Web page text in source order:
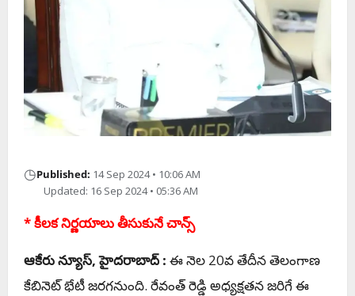
◷Published: 14 Sep 2024 • 10:06 AM
Updated: 16 Sep 2024 • 05:36 AM
* కీల‌క నిర్ణ‌యాలు తీసుకునే చాన్స్
ఆకేరు న్యూస్‌, హైద‌రాబాద్ : ఈ నెల 20వ తేదీన తెలంగాణ
కేబినెట్ భేటీ జ‌ర‌గ‌నుంది. రేవంత్ రెడ్డి అధ్య‌క్ష‌త‌న జ‌రిగే ఈ